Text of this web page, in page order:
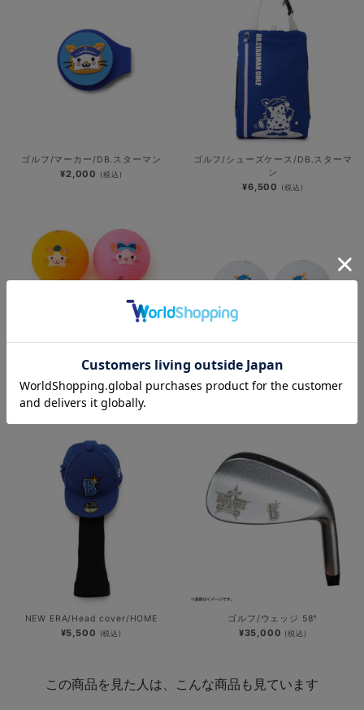
ゴルフ/マーカー/DB.スターマン
¥2,000 (税込)
ゴルフ/シューズケース/DB.スターマ
ン
¥6,500 (税込)
ゴルフボール/4個入り/DB.スターマ
ン＆DB.キララ＆BART＆CHAPY
ゴルフボール/2個入り/DB.スターマ
NEW ERA/Head cover/HOME
¥5,500 (税込)
ゴルフ/ウェッジ 58°
¥35,000 (税込)
この商品を見た人は、こんな商品も見ています